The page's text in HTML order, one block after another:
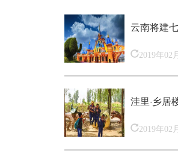
云南将建
2019年02
洼里·乡居
2019年02